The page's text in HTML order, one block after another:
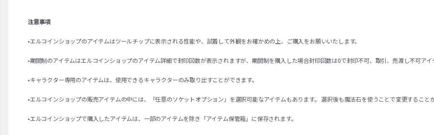
注意事項
•エルコインショップのアイテムはツールチップに表示される性能や、試着して外観をお確かめの上、ご購入をお願いいたします。
•期間制のアイテムはエルコインショップのアイテム詳細で封印回数が表示されますが、期間制を購入した場合封印回数は0で封印不可、取引、売渡し不可アイ
•キャラクター専用のアイテムは、使用できるキャラクターのみ取り出すことができます。
•エルコインショップの販売アイテムの中には、「任意のソケットオプション」を選択可能なアイテムもあります。 選択後も魔法石を使うことで変更することが
•エルコインショップで購入したアイテムは、一部のアイテムを除き「アイテム保管箱」に保存されます。